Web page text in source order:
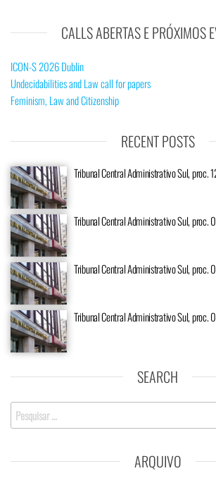
CALLS ABERTAS E PRÓXIMOS
ICON-S 2026 Dublin
Undecidabilities and Law call for papers
Feminism, Law and Citizenship
RECENT POSTS
Tribunal Central Administrativo Sul,
Tribunal Central Administrativo Sul, proc.
Tribunal Central Administrativo Sul,
Tribunal Central Administrativo Sul,
SEARCH
ARQUIVO